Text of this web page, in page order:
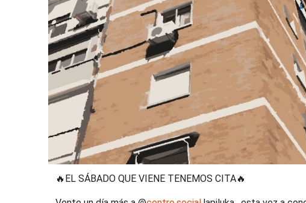
🔥EL SÁBADO QUE VIENE TENEMOS CITA🔥